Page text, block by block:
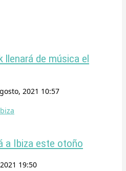
llenará de música el
2021 10:57
a Ibiza este otoño
19:50